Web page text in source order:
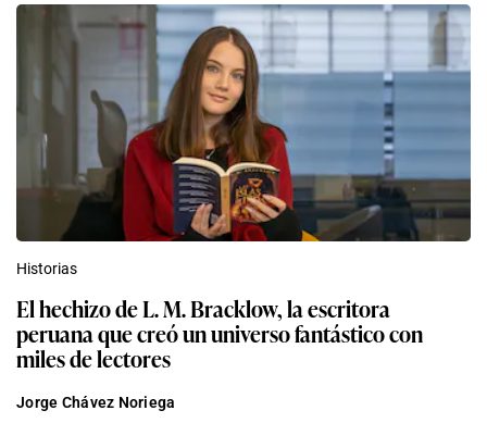
Historias
El hechizo de L. M. Bracklow, la escritora
peruana que creó un universo fantástico con
miles de lectores
Jorge Chávez Noriega